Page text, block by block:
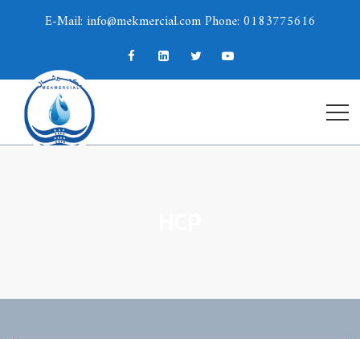
E-Mail: info@mekmercial.com Phone: 0183775616